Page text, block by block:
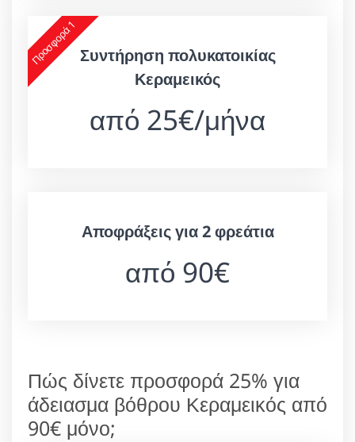
Προσφορά 1Συντήρηση πολυκατοικίας
Κεραμεικός
από 25€/μήνα
Αποφράξεις για 2 φρεάτια
από 90€
Πώς δίνετε προσφορά 25% για
άδειασμα βόθρου Κεραμεικός από
90€ μόνο;